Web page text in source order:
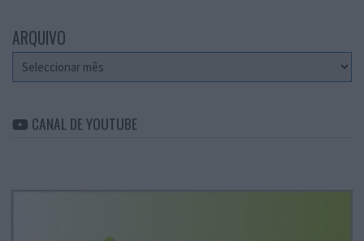
ARQUIVO
Arquivo
CANAL DE YOUTUBE